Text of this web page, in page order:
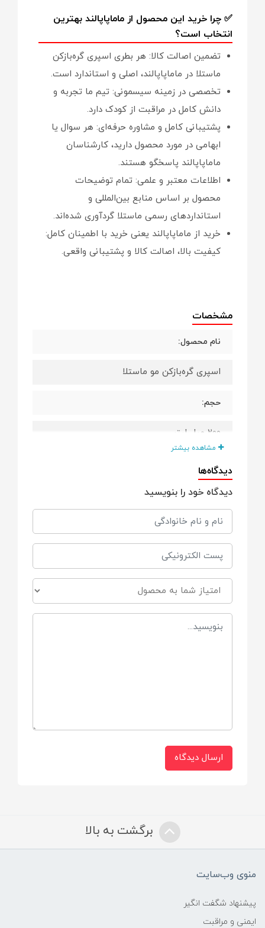
✅ چرا خرید این محصول از ماماپاپالند بهترین
انتخاب است؟
تضمین اصالت کالا: هر بطری اسپری گره‌بازکن
ماستلا در ماماپاپالند، اصلی و استاندارد است.
تخصصی در زمینه سیسمونی: تیم ما تجربه و
دانش کامل در مراقبت از کودک دارد.
پشتیبانی کامل و مشاوره حرفه‌ای: هر سوال یا
ابهامی در مورد محصول دارید، کارشناسان
ماماپاپالند پاسخگو هستند.
اطلاعات معتبر و علمی: تمام توضیحات
محصول بر اساس منابع بین‌المللی و
استانداردهای رسمی ماستلا گردآوری شده‌اند.
خرید از ماماپاپالند یعنی خرید با اطمینان کامل:
کیفیت بالا، اصالت کالا و پشتیبانی واقعی.
مشخصات
نام محصول:
اسپری گره‌بازکن مو ماستلا
حجم:
۲۰۰ میلی‌لیتر
نوع محصول:
اسپری شانه‌پذیری و طراوت‌بخش مو و پوست
کودک
گروه سنی:
مناسب از بدو تولد
کشور تولیدکننده:
فرانسه
نوع پوست:
مناسب برای پوست و موهای حساس کودکان
سبک، غیر چسبناک، مه‌گونه (mist)
ترکیبات کلیدی:
مشاهده بیشتر
دیدگاه‌ها
دیدگاه خود را بنویسید
ارسال دیدگاه
برگشت به بالا
منوی وب‌سایت
پیشنهاد شگفت انگیر
ایمنی و مراقبت